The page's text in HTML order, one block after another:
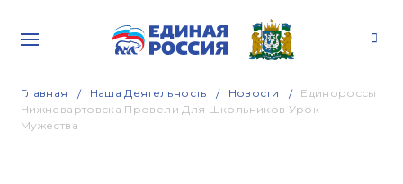
Главная Наша Деятельность Новости
Единороссы
Нижневартовска Провели Для Школьников Урок
Мужества